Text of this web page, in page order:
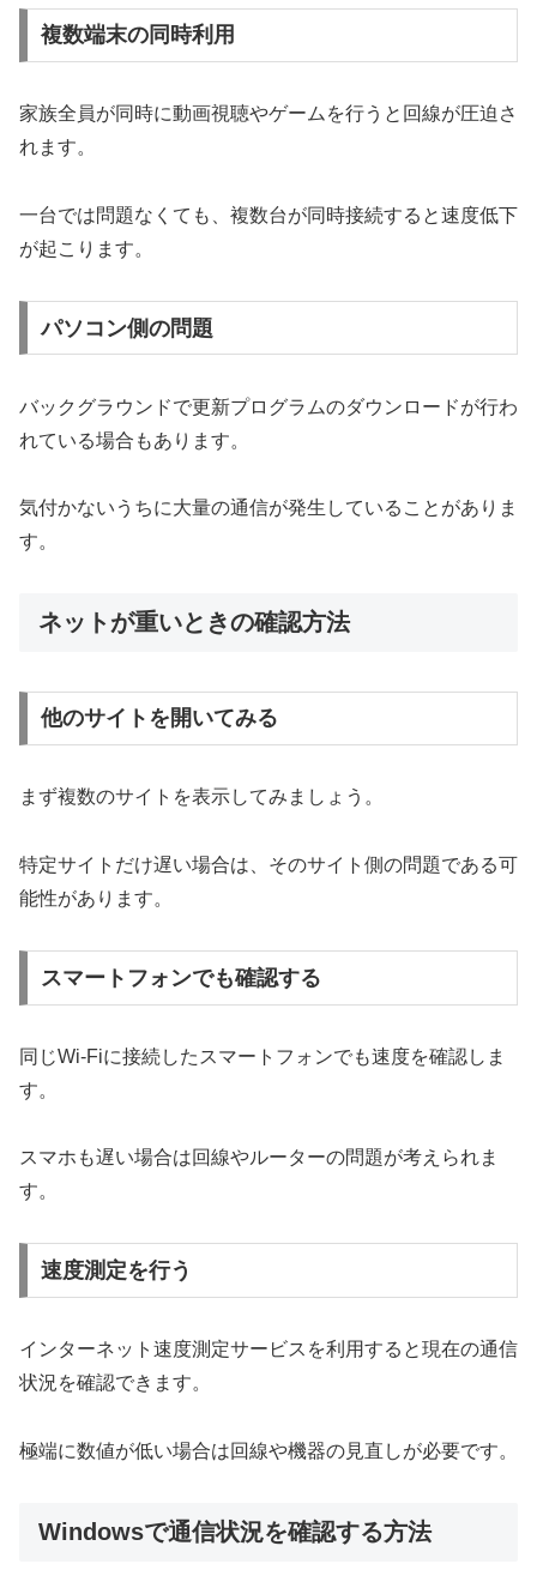
複数端末の同時利用
家族全員が同時に動画視聴やゲームを行うと回線が圧迫さ
れます。
一台では問題なくても、複数台が同時接続すると速度低下
が起こります。
パソコン側の問題
バックグラウンドで更新プログラムのダウンロードが行わ
れている場合もあります。
気付かないうちに大量の通信が発生していることがありま
す。
ネットが重いときの確認方法
他のサイトを開いてみる
まず複数のサイトを表示してみましょう。
特定サイトだけ遅い場合は、そのサイト側の問題である可
能性があります。
スマートフォンでも確認する
同じWi-Fiに接続したスマートフォンでも速度を確認しま
す。
スマホも遅い場合は回線やルーターの問題が考えられま
す。
速度測定を行う
インターネット速度測定サービスを利用すると現在の通信
状況を確認できます。
極端に数値が低い場合は回線や機器の見直しが必要です。
Windowsで通信状況を確認する方法